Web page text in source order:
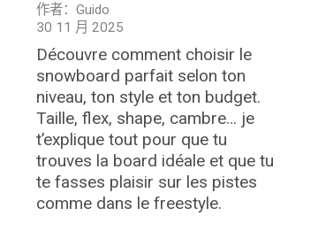
作者：Guido
30 11 月 2025
Découvre comment choisir le
snowboard parfait selon ton
niveau, ton style et ton budget.
Taille, flex, shape, cambre… je
t’explique tout pour que tu
trouves la board idéale et que tu
te fasses plaisir sur les pistes
comme dans le freestyle.